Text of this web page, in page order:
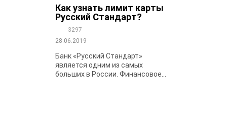
Как узнать лимит карты
Русский Стандарт?
3297
28.06.2019
Банк «Русский Стандарт»
является одним из самых
больших в России. Финансовое...